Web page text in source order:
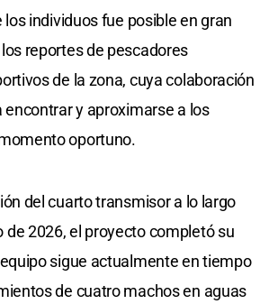
los individuos fue posible en gran
reportes de pescadores
de la zona, cuya colaboración
encontrar y aproximarse a los
oportuno.
del cuarto transmisor a lo largo
de 2026, el proyecto completó su
sigue actualmente en tiempo
de cuatro machos en aguas